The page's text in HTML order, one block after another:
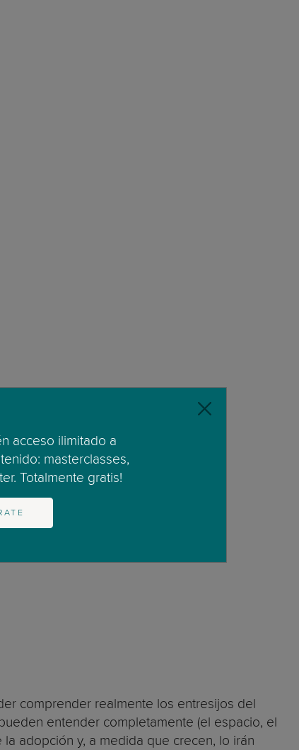
comprender realmente los entresijos del
entender completamente (el espacio, el
adopción y, a medida que crecen, lo irán
acceso ilimitado a
masterclasses,
Totalmente gratis!